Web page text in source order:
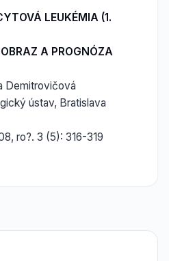
LEUKÉMIA (1.
A PROGNÓZA
Demitrovičová
ústav, Bratislava
ro?. 3 (5): 316-319